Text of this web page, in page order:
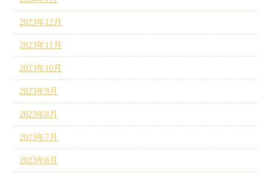
2023年12月
2023年11月
2023年10月
2023年9月
2023年8月
2023年7月
2023年6月